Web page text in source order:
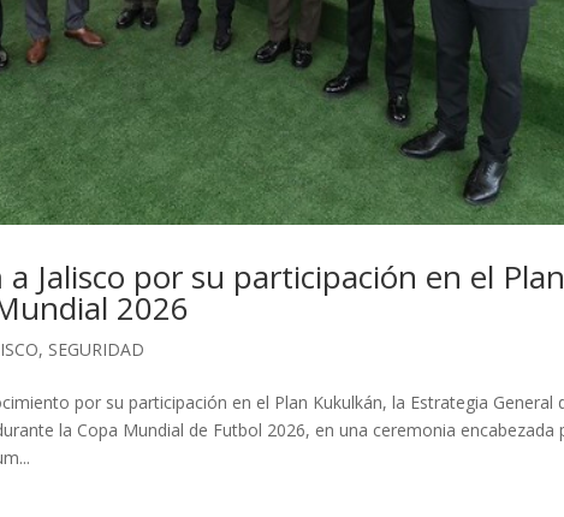
Jalisco por su participación en el Plan
2026
, SEGURIDAD
por su participación en el Plan Kukulkán, la Estrategia General
la Copa Mundial de Futbol 2026, en una ceremonia encabezada